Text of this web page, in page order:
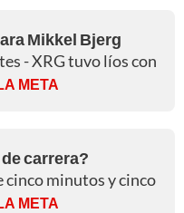
Mikkel Bjerg
- XRG tuvo líos con
META
carrera?
cinco minutos y cinco
META